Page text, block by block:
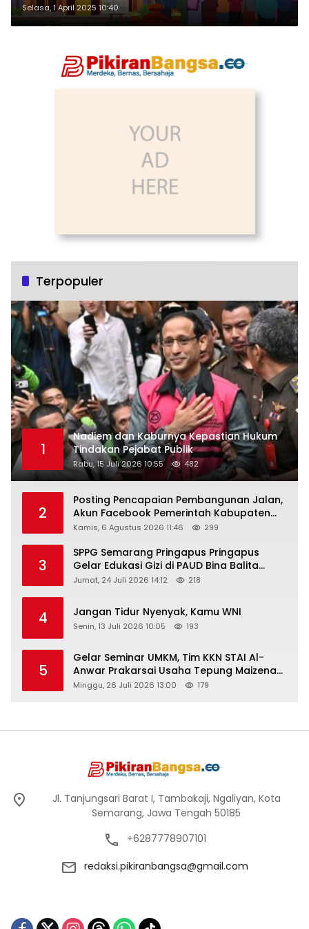
Selasa, 1 April 2025 10:40
Terpopuler
1
Nadiem dan Kaburnya Kepastian Hukum
Tindakan Pejabat Publik
Rabu, 15 Juli 2026 10:55 482
2
Posting Pencapaian Pembangunan Jalan,
Akun Facebook Pemerintah Kabupaten
Rembang “Dirujak” Warganet
Kamis, 6 Agustus 2026 11:46 299
3
SPPG Semarang Pringapus Pringapus
Gelar Edukasi Gizi di PAUD Bina Balita
Peringati Hari Anak Nasional 2026
Jumat, 24 Juli 2026 14:12 218
4 Jangan Tidur Nyenyak, Kamu WNI
Senin, 13 Juli 2026 10:05 193
5
Gelar Seminar UMKM, Tim KKN STAI Al-
Anwar Prakarsai Usaha Tepung Maizena
di Logung
Minggu, 26 Juli 2026 13:00 179
Jl. Tanjungsari Barat I, Tambakaji, Ngaliyan, Kota
Semarang, Jawa Tengah 50185
+6287778907101
redaksi.pikiranbangsa@gmail.com